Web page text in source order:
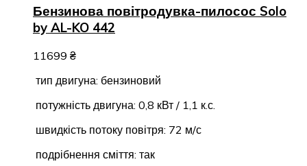
Бензинова повітродувка-пилосос Solo
by AL-KO 442
11699 ₴
тип двигуна: бензиновий
потужність двигуна: 0,8 кВт / 1,1 к.с.
швидкість потоку повітря: 72 м/с
подрібнення сміття: так